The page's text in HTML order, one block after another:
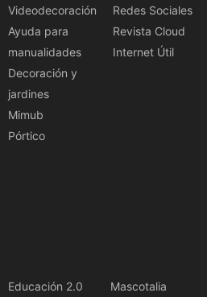
Videodecoración
Ayuda para
manualidades
Decoración y
jardines
Mimub
Pórtico
Redes Sociales
Revista Cloud
Internet Útil
Educación 2.0
Mascotalia